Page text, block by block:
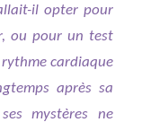
il opter pour
ou pour un test
cardiaque
après sa
mystères ne